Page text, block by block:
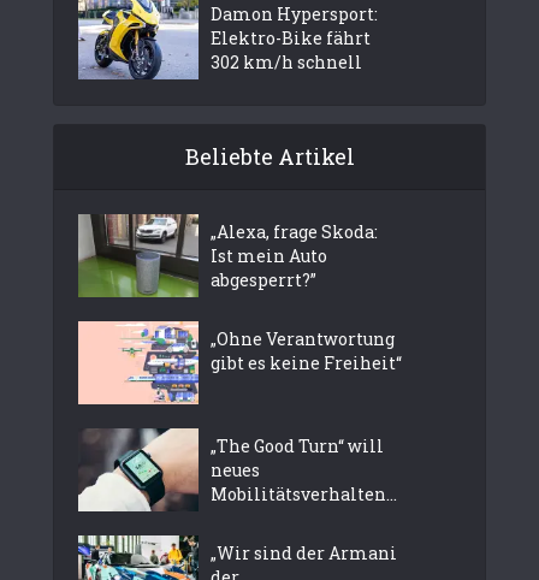
Damon Hypersport:
Elektro-Bike fährt
302 km/h schnell
Beliebte Artikel
„Alexa, frage Skoda:
Ist mein Auto
abgesperrt?”
„Ohne Verantwortung
gibt es keine Freiheit“
„The Good Turn“ will
neues
Mobilitätsverhalten...
„Wir sind der Armani